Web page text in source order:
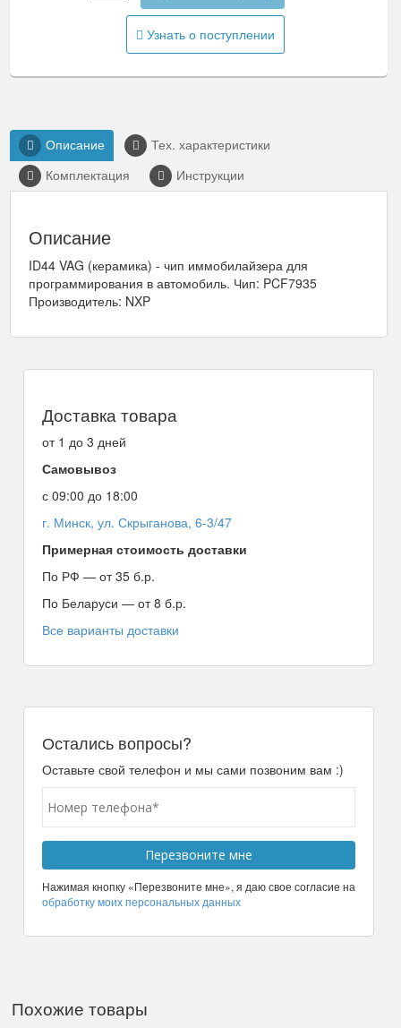
Узнать о поступлении
Описание
Тех. характеристики
Комплектация
Инструкции
Описание
ID44 VAG (керамика) - чип иммобилайзера для
программирования в автомобиль. Чип: PCF7935
Производитель: NXP
Доставка товара
от 1 до 3 дней
Самовывоз
с 09:00 до 18:00
г. Минск, ул. Скрыганова, 6-3/47
Примерная стоимость доставки
По РФ — от 35 б.р.
По Беларуси — от 8 б.р.
Все варианты доставки
Остались вопросы?
Оставьте свой телефон и мы сами позвоним вам :)
Нажимая кнопку «Перезвоните мне», я даю свое согласие на
обработку моих персональных данных
Похожие товары